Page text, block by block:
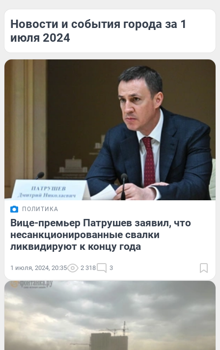
Новости и события города за 1
июля 2024
ПОЛИТИКА
Вице-премьер Патрушев заявил, что
несанкционированные свалки
ликвидируют к концу года
1 июля, 2024, 20:35 2 318 3